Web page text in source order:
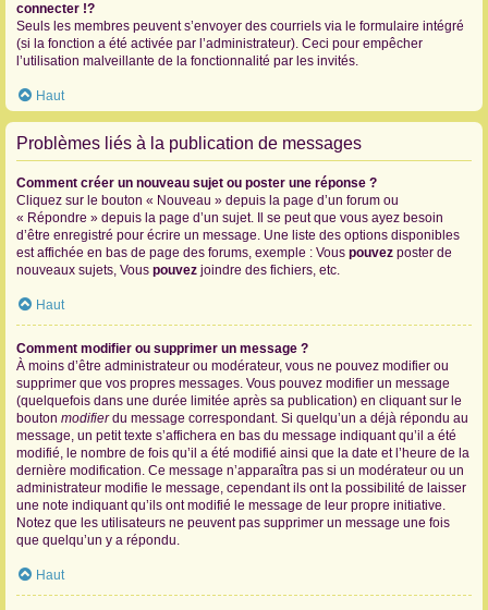
connecter !?
Seuls les membres peuvent s’envoyer des courriels via le formulaire intégré
(si la fonction a été activée par l’administrateur). Ceci pour empêcher
l’utilisation malveillante de la fonctionnalité par les invités.
Haut
Problèmes liés à la publication de messages
Comment créer un nouveau sujet ou poster une réponse ?
Cliquez sur le bouton « Nouveau » depuis la page d’un forum ou
« Répondre » depuis la page d’un sujet. Il se peut que vous ayez besoin
d’être enregistré pour écrire un message. Une liste des options disponibles
est affichée en bas de page des forums, exemple : Vous pouvez poster de
nouveaux sujets, Vous pouvez joindre des fichiers, etc.
Haut
Comment modifier ou supprimer un message ?
À moins d’être administrateur ou modérateur, vous ne pouvez modifier ou
supprimer que vos propres messages. Vous pouvez modifier un message
(quelquefois dans une durée limitée après sa publication) en cliquant sur le
bouton modifierdu message correspondant. Si quelqu’un a déjà répondu au
message, un petit texte s’affichera en bas du message indiquant qu’il a été
modifié, le nombre de fois qu’il a été modifié ainsi que la date et l’heure de la
dernière modification. Ce message n’apparaîtra pas si un modérateur ou un
administrateur modifie le message, cependant ils ont la possibilité de laisser
une note indiquant qu’ils ont modifié le message de leur propre initiative.
Notez que les utilisateurs ne peuvent pas supprimer un message une fois
que quelqu’un y a répondu.
Haut